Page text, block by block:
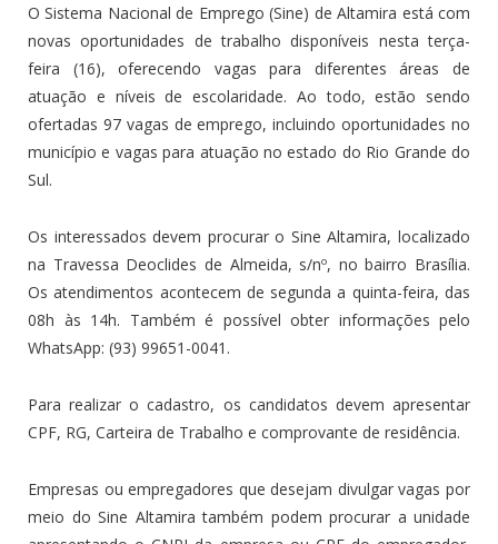
O Sistema Nacional de Emprego (Sine) de Altamira está com
novas oportunidades de trabalho disponíveis nesta terça-
feira (16), oferecendo vagas para diferentes áreas de
atuação e níveis de escolaridade. Ao todo, estão sendo
ofertadas 97 vagas de emprego, incluindo oportunidades no
município e vagas para atuação no estado do Rio Grande do
Sul.
Os interessados devem procurar o Sine Altamira, localizado
na Travessa Deoclides de Almeida, s/nº, no bairro Brasília.
Os atendimentos acontecem de segunda a quinta-feira, das
08h às 14h. Também é possível obter informações pelo
WhatsApp: (93) 99651-0041.
Para realizar o cadastro, os candidatos devem apresentar
CPF, RG, Carteira de Trabalho e comprovante de residência.
Empresas ou empregadores que desejam divulgar vagas por
meio do Sine Altamira também podem procurar a unidade